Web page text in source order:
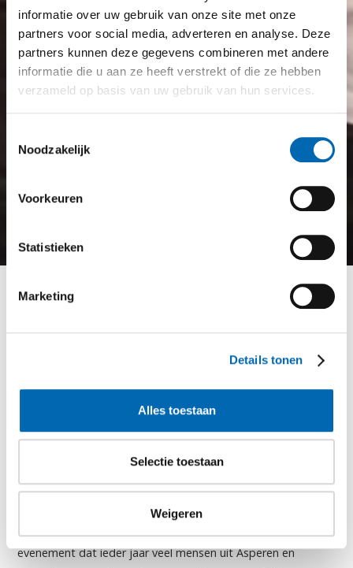
informatie over uw gebruik van onze site met onze
partners voor social media, adverteren en analyse. Deze
partners kunnen deze gegevens combineren met andere
informatie die u aan ze heeft verstrekt of die ze hebben
verzameld op basis van uw gebruik van hun services.
Noodzakelijk
Voorkeuren
Statistieken
Marketing
Details tonen
Alles toestaan
Selectie toestaan
Weigeren
Terug naar nieuws
Lokaal betrokken: Traffic & More
sponsort de feestweek van
Bij Traffic & More kijken we met veel plezier terug op de
evenement dat ieder jaar veel mensen uit Asperen en